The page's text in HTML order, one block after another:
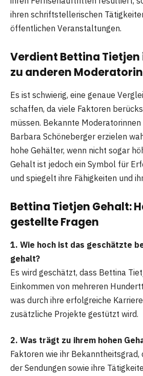
ihren schriftstellerischen
öffentlichen Veranstaltungen.
Verdient Bettina
zu anderen
Es ist schwierig, eine genaue
schaffen, da viele Faktoren
müssen. Bekannte
Barbara Schöneberger erzielen
hohe Gehälter, wenn nicht sogar
Gehalt ist jedoch ein Symbol für
und spiegelt ihre Fähigkeiten und
Bettina Tietjen Gehalt:
gestellte Fragen
1. Wie hoch ist das geschätzte
gehalt?
Es wird geschätzt, dass Bettina
Einkommen von mehreren
was durch ihre erfolgreiche
zusätzliche Projekte gestützt wird.
2. Was trägt zu ihrem hohen
Faktoren wie ihr Bekanntheitsgrad,
der Sendungen sowie ihre